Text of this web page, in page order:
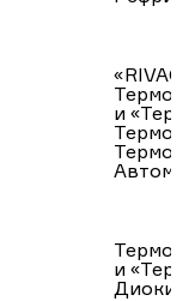
и
и